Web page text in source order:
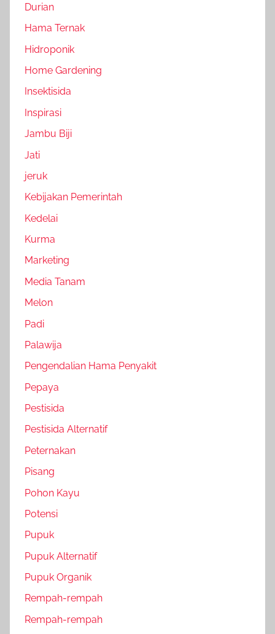
Durian
Hama Ternak
Hidroponik
Home Gardening
Insektisida
Inspirasi
Jambu Biji
Jati
jeruk
Kebijakan Pemerintah
Kedelai
Kurma
Marketing
Media Tanam
Melon
Padi
Palawija
Pengendalian Hama Penyakit
Pepaya
Pestisida
Pestisida Alternatif
Peternakan
Pisang
Pohon Kayu
Potensi
Pupuk
Pupuk Alternatif
Pupuk Organik
Rempah-rempah
Rempah-rempah